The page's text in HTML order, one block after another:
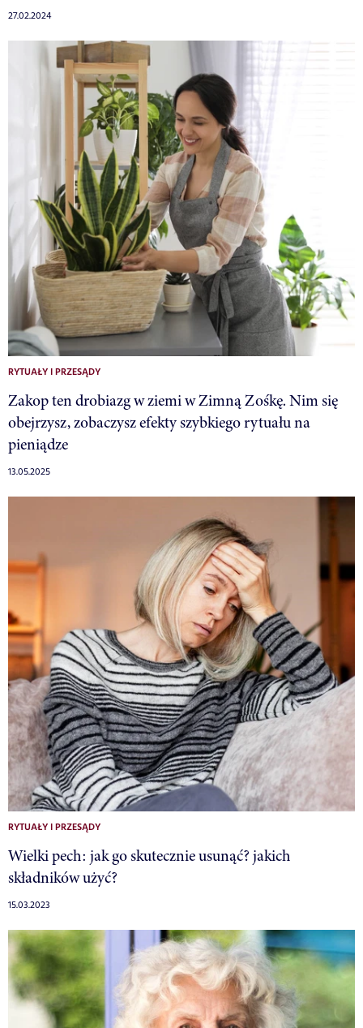
27.02.2024
RYTUAŁY I PRZESĄDY
Zakop ten drobiazg w ziemi w Zimną Zośkę. Nim się
obejrzysz, zobaczysz efekty szybkiego rytuału na
pieniądze
13.05.2025
RYTUAŁY I PRZESĄDY
Wielki pech: jak go skutecznie usunąć? jakich
składników użyć?
15.03.2023